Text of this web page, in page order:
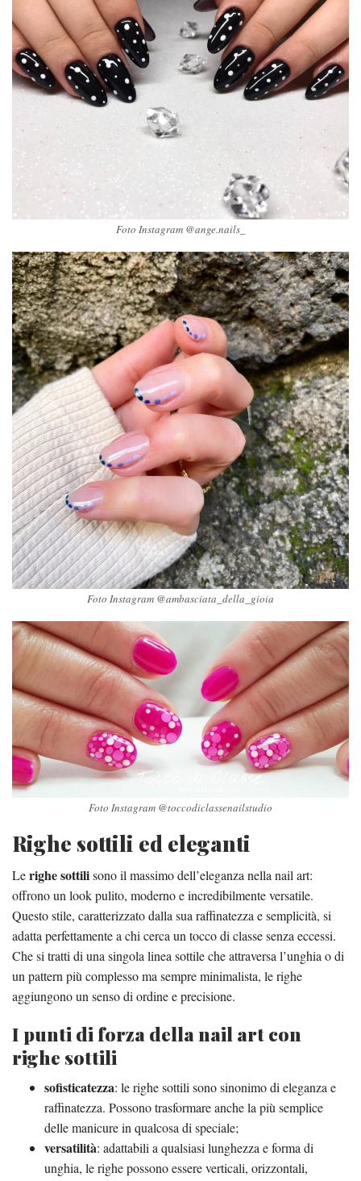
Foto Instagram @ange.nails_
Foto Instagram @ambasciata_della_gioia
Foto Instagram @toccodiclassenailstudio
Righe sottili ed eleganti
Lerighe sottilisono il massimo dell’eleganza nella nail art:
offrono un look pulito, moderno e incredibilmente versatile.
Questo stile, caratterizzato dalla sua raffinatezza e semplicità, si
adatta perfettamente a chi cerca un tocco di classe senza eccessi.
Che si tratti di una singola linea sottile che attraversa l’unghia o di
un pattern più complesso ma sempre minimalista, le righe
aggiungono un senso di ordine e precisione.
I punti di forza della nail art con
righe sottili
sofisticatezza: le righe sottili sono sinonimo di eleganza e
raffinatezza. Possono trasformare anche la più semplice
delle manicure in qualcosa di speciale;
versatilità: adattabili a qualsiasi lunghezza e forma di
unghia, le righe possono essere verticali, orizzontali,